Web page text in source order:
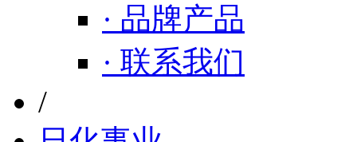
· 品牌产品
· 联系我们
/